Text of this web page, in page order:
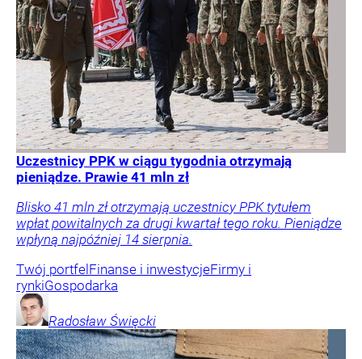
Uczestnicy PPK w ciągu tygodnia otrzymają
pieniądze. Prawie 41 mln zł
Blisko 41 mln zł otrzymają uczestnicy PPK tytułem
wpłat powitalnych za drugi kwartał tego roku. Pieniądze
wpłyną najpóźniej 14 sierpnia.
Twój portfel Finanse i inwestycjeFirmy i
rynkiGospodarka
Radosław Święcki